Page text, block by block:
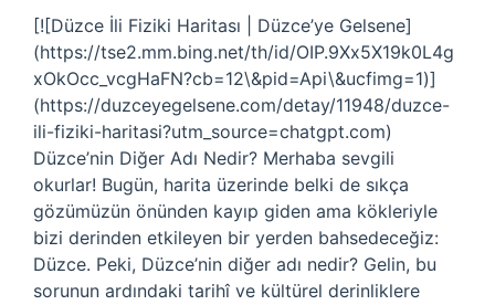
[![Düzce İli Fiziki Haritası | Düzce’ye Gelsene]
(https://tse2.mm.bing.net/th/id/OIP.9Xx5X19k0L4g
xOkOcc_vcgHaFN?cb=12\&pid=Api\&ucfimg=1)]
(https://duzceyegelsene.com/detay/11948/duzce-
ili-fiziki-haritasi?utm_source=chatgpt.com)
Düzce’nin Diğer Adı Nedir? Merhaba sevgili
okurlar! Bugün, harita üzerinde belki de sıkça
gözümüzün önünden kayıp giden ama kökleriyle
bizi derinden etkileyen bir yerden bahsedeceğiz:
Düzce. Peki, Düzce’nin diğer adı nedir? Gelin, bu
sorunun ardındaki tarihî ve kültürel derinliklere